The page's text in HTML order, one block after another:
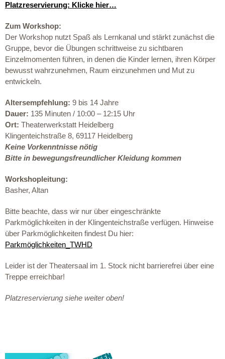
Platzreservierung: Klicke hier…
Zum Workshop:
Der Workshop nutzt Spaß als Lernkanal und stärkt zunächst die
Gruppe, bevor die Übungen schrittweise zu sichtbaren
Einzelmomenten führen, in denen die Kinder lernen, ihren Körper
bewusst wahrzunehmen, Raum einzunehmen und Mut zu
entwickeln.
Altersempfehlung: 9 bis 14 Jahre
Dauer: 135 Minuten / 10:00 – 12:15 Uhr
Ort: Theaterwerkstatt Heidelberg
Klingenteichstraße 8, 69117 Heidelberg
Keine Vorkenntnisse nötig
Bitte in bewegungsfreundlicher Kleidung kommen
Workshopleitung:
Basher, Altan
Bitte beachte, dass wir nur über eingeschränkte
Parkmöglichkeiten in der Klingenteichstraße verfügen. Hinweise
über Parkmöglichkeiten findest Du hier:
Parkmöglichkeiten_TWHD
Leider ist der Theatersaal im 1. Stock nicht barrierefrei über eine
Treppe erreichbar!
Platzreservierung siehe weiter oben!